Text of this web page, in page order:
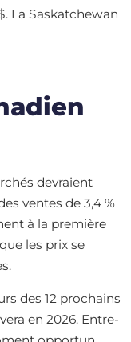
La Saskatchewan
devraient
ventes de 3,4 %
à la première
les prix se
des 12 prochains
en 2026. Entre-